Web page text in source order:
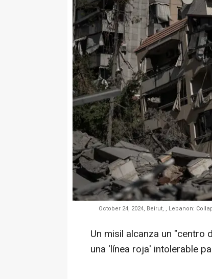
October 24, 2024, Beirut, , Lebanon:
Un misil alcanza un "centro
una 'línea roja' intolerable